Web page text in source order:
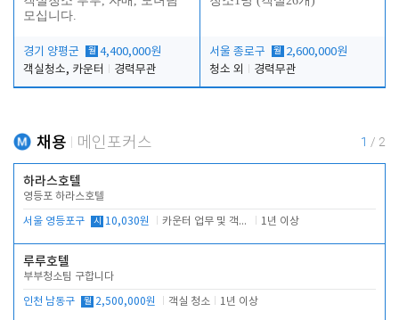
모십니다.
경기 양평군 월 4,400,000원
객실청소, 카운터
경력무관
서울 종로구 월 2,600,000원
청소 외
경력무관
채용 메인포커스 1 / 2
하라스호텔
영등포 하라스호텔
서울 영등포구 시 10,030원 카운터 업무 및 객실관리(청소상태 확인, 객실판매) 1년 이상
루루호텔
부부청소팀 구합니다
인천 남동구 월 2,500,000원 객실 청소 1년 이상